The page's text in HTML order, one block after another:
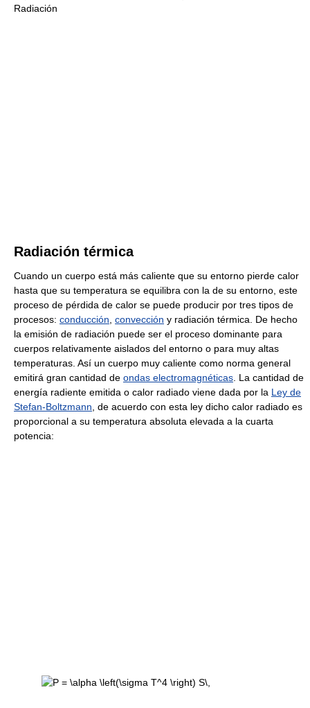
Radiación
Radiación térmica
Cuando un cuerpo está más caliente que su entorno pierde calor
hasta que su temperatura se equilibra con la de su entorno, este
proceso de pérdida de calor se puede producir por tres tipos de
procesos: conducción, convección y radiación térmica. De hecho
la emisión de radiación puede ser el proceso dominante para
cuerpos relativamente aislados del entorno o para muy altas
temperaturas. Así un cuerpo muy caliente como norma general
emitirá gran cantidad de ondas electromagnéticas. La cantidad de
energía radiente emitida o calor radiado viene dada por la Ley de
Stefan-Boltzmann, de acuerdo con esta ley dicho calor radiado es
proporcional a su temperatura absoluta elevada a la cuarta
potencia: